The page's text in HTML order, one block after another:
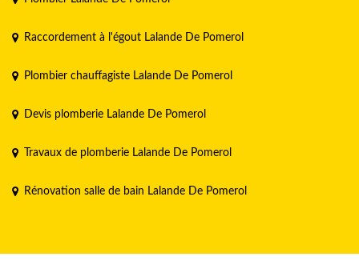
Raccordement à l'égout Lalande De Pomerol
Plombier chauffagiste Lalande De Pomerol
Devis plomberie Lalande De Pomerol
Travaux de plomberie Lalande De Pomerol
Rénovation salle de bain Lalande De Pomerol